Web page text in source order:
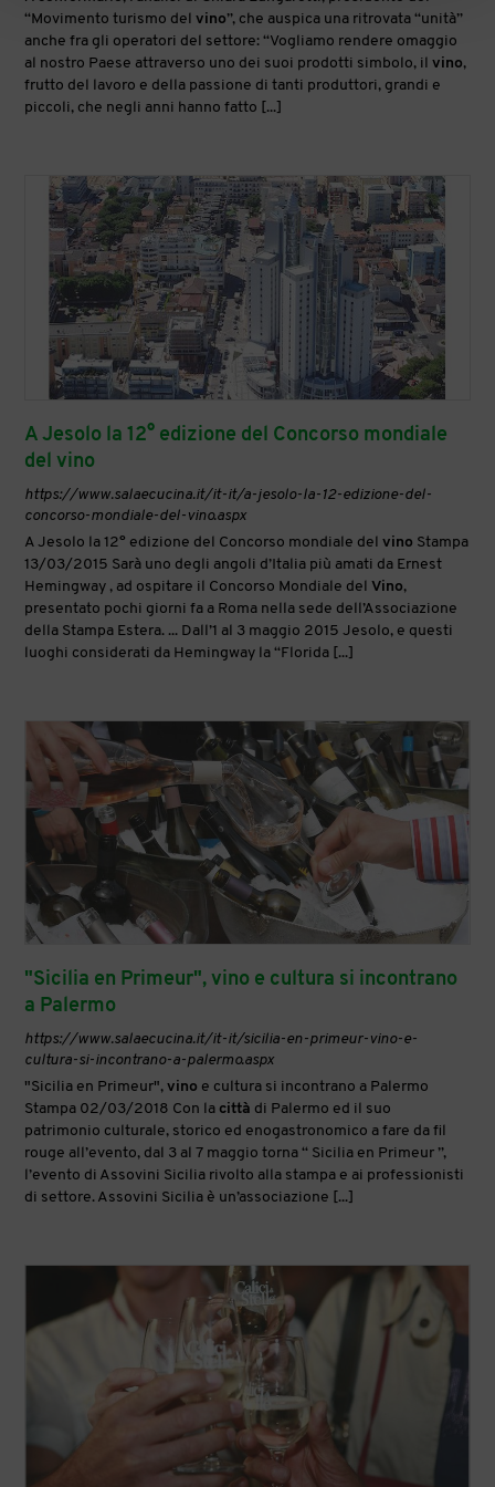
“Movimento turismo delvino”, che auspica una ritrovata “unità”
anche fra gli operatori del settore: “Vogliamo rendere omaggio
al nostro Paese attraverso uno dei suoi prodotti simbolo, ilvino,
frutto del lavoro e della passione di tanti produttori, grandi e
piccoli, che negli anni hanno fatto [...]
A Jesolo la 12° edizione del Concorso mondiale
del vino
https://www.salaecucina.it/it-it/a-jesolo-la-12-edizione-del-
concorso-mondiale-del-vino.aspx
A Jesolo la 12° edizione del Concorso mondiale delvino Stampa
13/03/2015 Sarà uno degli angoli d’Italia più amati da Ernest
Hemingway , ad ospitare il Concorso Mondiale delVino,
presentato pochi giorni fa a Roma nella sede dell’Associazione
della Stampa Estera. ... Dall’1 al 3 maggio 2015 Jesolo, e questi
luoghi considerati da Hemingway la “Florida [...]
"Sicilia en Primeur", vino e cultura si incontrano
a Palermo
https://www.salaecucina.it/it-it/sicilia-en-primeur-vino-e-
cultura-si-incontrano-a-palermo.aspx
"Sicilia en Primeur",vino e cultura si incontrano a Palermo
Stampa 02/03/2018 Con la città di Palermo ed il suo
patrimonio culturale, storico ed enogastronomico a fare da fil
rouge all’evento, dal 3 al 7 maggio torna “ Sicilia en Primeur ”,
l’evento di Assovini Sicilia rivolto alla stampa e ai professionisti
di settore. Assovini Sicilia è un’associazione [...]